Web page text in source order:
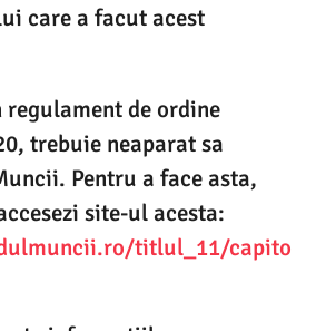
care a facut acest
regulament de ordine
trebuie neaparat sa
Pentru a face asta,
site-ul acesta:
titlul_11/capito